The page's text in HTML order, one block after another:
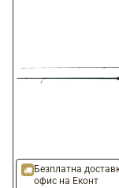
2g
Fast
-20%
Безплатна
офис на Еконт